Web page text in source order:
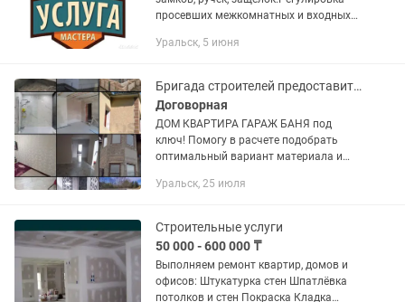
просевших межкомнатных и входных
крепление телевизоров на стену (на
Уральск, 5 июня
Бригада строителей предоставит все виды строительных услуги
Договорная
ДОМ КВАРТИРА ГАРАЖ БАНЯ под
ключ! Помогу в расчете подобрать
оптимальный вариант материала и
строительных работ любой сложности:
Уральск, 25 июля
Строительные услуги
50 000 - 600 000 ₸
Выполняем ремонт квартир, домов и
офисов: Штукатурка стен Шпатлёвка
потолков и стен Покраска Кладка